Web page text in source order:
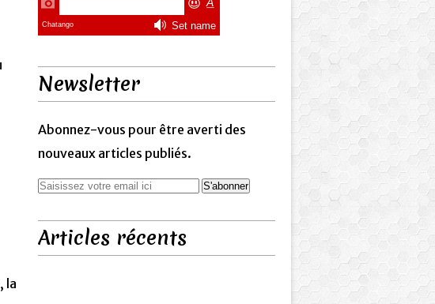
la
Newsletter
Abonnez-vous pour être averti des
nouveaux articles publiés.
Articles récents